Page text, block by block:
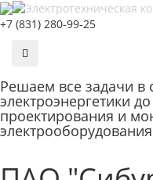
+7 (831) 280-99-25
Решаем все задачи в
электроэнергетики
проектирования и
электрооборудования